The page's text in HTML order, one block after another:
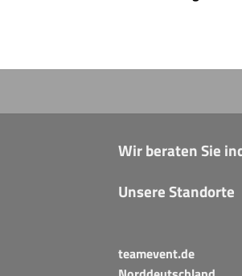
Wir beraten Sie
Unsere Standorte
teamevent.de